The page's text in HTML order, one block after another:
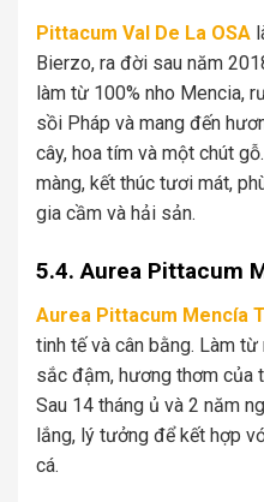
Pittacum Val De La OSA
Bierzo, ra đời sau năm
làm từ 100% nho Mencia,
sồi Pháp và mang đến
cây, hoa tím và một chút
màng, kết thúc tươi mát,
gia cầm và hải sản.
5.4. Aurea Pittacum
Aurea Pittacum Mencía
tinh tế và cân bằng. Làm
sắc đậm, hương thơm của
Sau 14 tháng ủ và 2 năm
lắng, lý tưởng để kết hợp
cá.